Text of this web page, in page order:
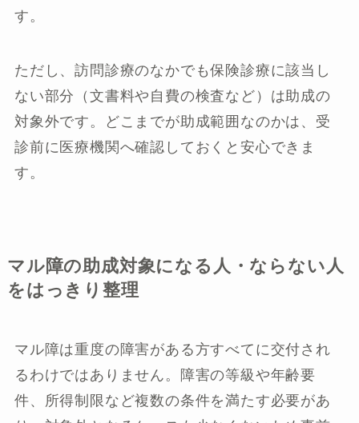
す。
ただし、訪問診療のなかでも保険診療に該当し
ない部分（文書料や自費の検査など）は助成の
対象外です。どこまでが助成範囲なのかは、受
診前に医療機関へ確認しておくと安心できま
す。
マル障の助成対象になる人・ならない人
をはっきり整理
マル障は重度の障害がある方すべてに交付され
るわけではありません。障害の等級や年齢要
件、所得制限など複数の条件を満たす必要があ